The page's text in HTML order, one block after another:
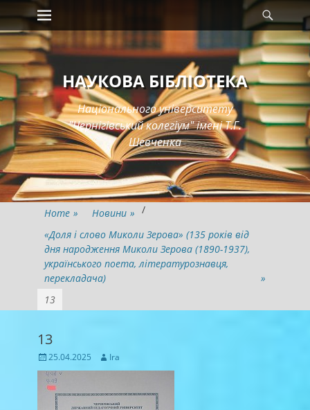
Skip
to
content
Primary Menu
НАУКОВА БІБЛІОТЕКА
Національного університету
"Чернігівський колегіум" імені Т.Г.
Шевченка
Home » Новини » /
«Доля і слово Миколи Зерова» (135 років від
дня народження Миколи Зерова (1890-1937),
українського поета, літературознавця,
перекладача)
»
13
13
Posted
on
25.04.2025 Author
Ira